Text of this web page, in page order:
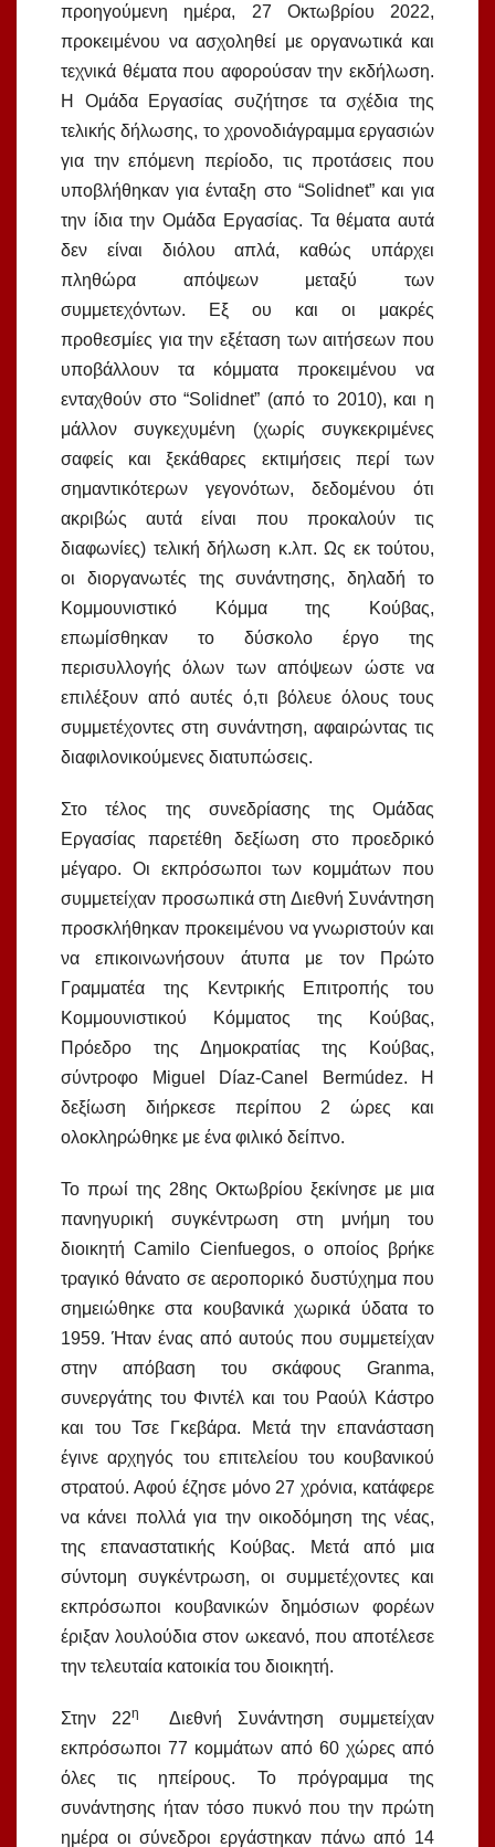
προηγούμενη ημέρα, 27 Οκτωβρίου 2022,
προκειμένου να ασχοληθεί με οργανωτικά και
τεχνικά θέματα που αφορούσαν την εκδήλωση.
Η Ομάδα Εργασίας συζήτησε τα σχέδια της
τελικής δήλωσης, το χρονοδιάγραμμα εργασιών
για την επόμενη περίοδο, τις προτάσεις που
υποβλήθηκαν για ένταξη στο “Solidnet” και για
την ίδια την Ομάδα Εργασίας. Τα θέματα αυτά
δεν είναι διόλου απλά, καθώς υπάρχει
πληθώρα απόψεων μεταξύ των
συμμετεχόντων. Εξ ου και οι μακρές
προθεσμίες για την εξέταση των αιτήσεων που
υποβάλλουν τα κόμματα προκειμένου να
ενταχθούν στο “Solidnet” (από το 2010), και η
μάλλον συγκεχυμένη (χωρίς συγκεκριμένες
σαφείς και ξεκάθαρες εκτιμήσεις περί των
σημαντικότερων γεγονότων, δεδομένου ότι
ακριβώς αυτά είναι που προκαλούν τις
διαφωνίες) τελική δήλωση κ.λπ. Ως εκ τούτου,
οι διοργανωτές της συνάντησης, δηλαδή το
Κομμουνιστικό Κόμμα της Κούβας,
επωμίσθηκαν το δύσκολο έργο της
περισυλλογής όλων των απόψεων ώστε να
επιλέξουν από αυτές ό,τι βόλευε όλους τους
συμμετέχοντες στη συνάντηση, αφαιρώντας τις
διαφιλονικούμενες διατυπώσεις.
Στο τέλος της συνεδρίασης της Ομάδας
Εργασίας παρετέθη δεξίωση στο προεδρικό
μέγαρο. Οι εκπρόσωποι των κομμάτων που
συμμετείχαν προσωπικά στη Διεθνή Συνάντηση
προσκλήθηκαν προκειμένου να γνωριστούν και
να επικοινωνήσουν άτυπα με τον Πρώτο
Γραμματέα της Κεντρικής Επιτροπής του
Κομμουνιστικού Κόμματος της Κούβας,
Πρόεδρο της Δημοκρατίας της Κούβας,
σύντροφο Miguel Díaz-Canel Bermúdez. Η
δεξίωση διήρκεσε περίπου 2 ώρες και
ολοκληρώθηκε με ένα φιλικό δείπνο.
Το πρωί της 28ης Οκτωβρίου ξεκίνησε με μια
πανηγυρική συγκέντρωση στη μνήμη του
διοικητή Camilo Cienfuegos, ο οποίος βρήκε
τραγικό θάνατο σε αεροπορικό δυστύχημα που
σημειώθηκε στα κουβανικά χωρικά ύδατα το
1959. Ήταν ένας από αυτούς που συμμετείχαν
στην απόβαση του σκάφους Granma,
συνεργάτης του Φιντέλ και του Ραούλ Κάστρο
και του Τσε Γκεβάρα. Μετά την επανάσταση
έγινε αρχηγός του επιτελείου του κουβανικού
στρατού. Αφού έζησε μόνο 27 χρόνια, κατάφερε
να κάνει πολλά για την οικοδόμηση της νέας,
της επαναστατικής Κούβας. Μετά από μια
σύντομη συγκέντρωση, οι συμμετέχοντες και
εκπρόσωποι κουβανικών δηµόσιων φορέων
έριξαν λουλούδια στον ωκεανό, που αποτέλεσε
την τελευταία κατοικία του διοικητή.
Στην 22η
Διεθνή Συνάντηση συμμετείχαν
εκπρόσωποι 77 κομμάτων από 60 χώρες από
όλες τις ηπείρους. Το πρόγραμμα της
συνάντησης ήταν τόσο πυκνό που την πρώτη
ημέρα οι σύνεδροι εργάστηκαν πάνω από 14